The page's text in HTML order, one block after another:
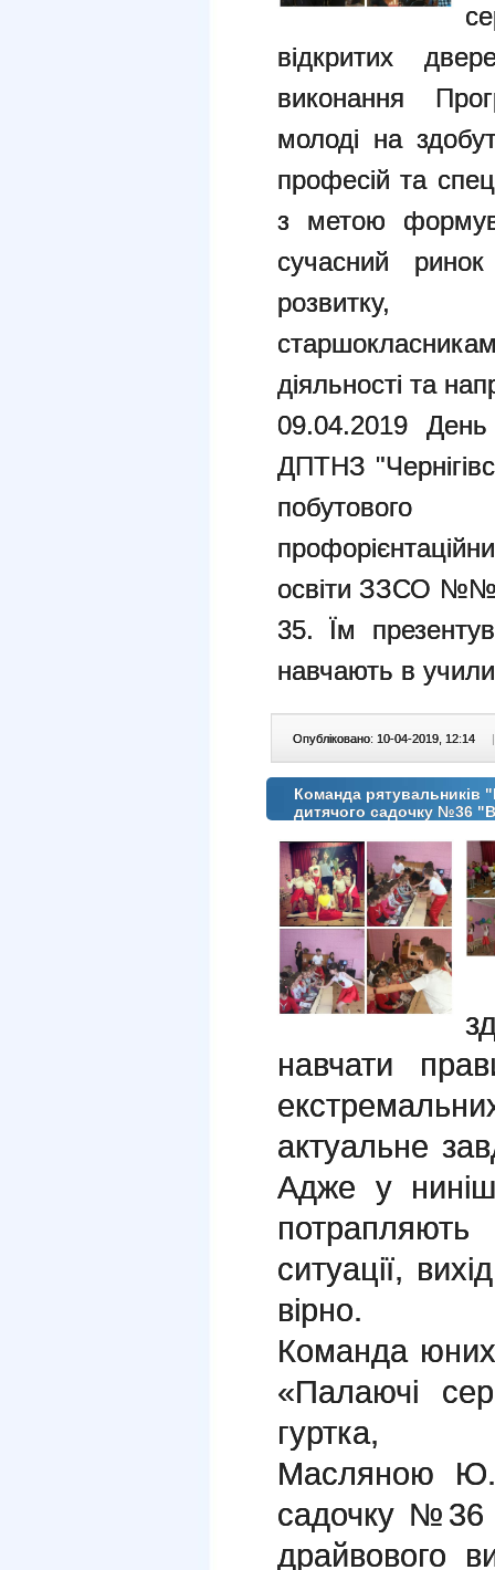
відкритих
виконання
молоді на
професій та
з метою
сучасний
розвитку,
діяльності та
09.04.2019 День
ДПТНЗ
освіти ЗЗСО №№
35. Їм
навчають в
Опубліковано: 10-04-2019, 12:14 |
Команда рятувальників
дитячого садочку №36
навчати
актуальне
Адже у
ситуації,
вірно.
Команда
«Палаючі
гуртка,
Масляною
садочку №36
драйвового